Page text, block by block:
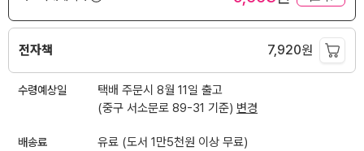
전자책 7,920원
수령예상일
택배 주문시 8월 11일 출고
(중구 서소문로 89-31 기준) 변경
배송료 유료 (도서 1만5천원 이상 무료)